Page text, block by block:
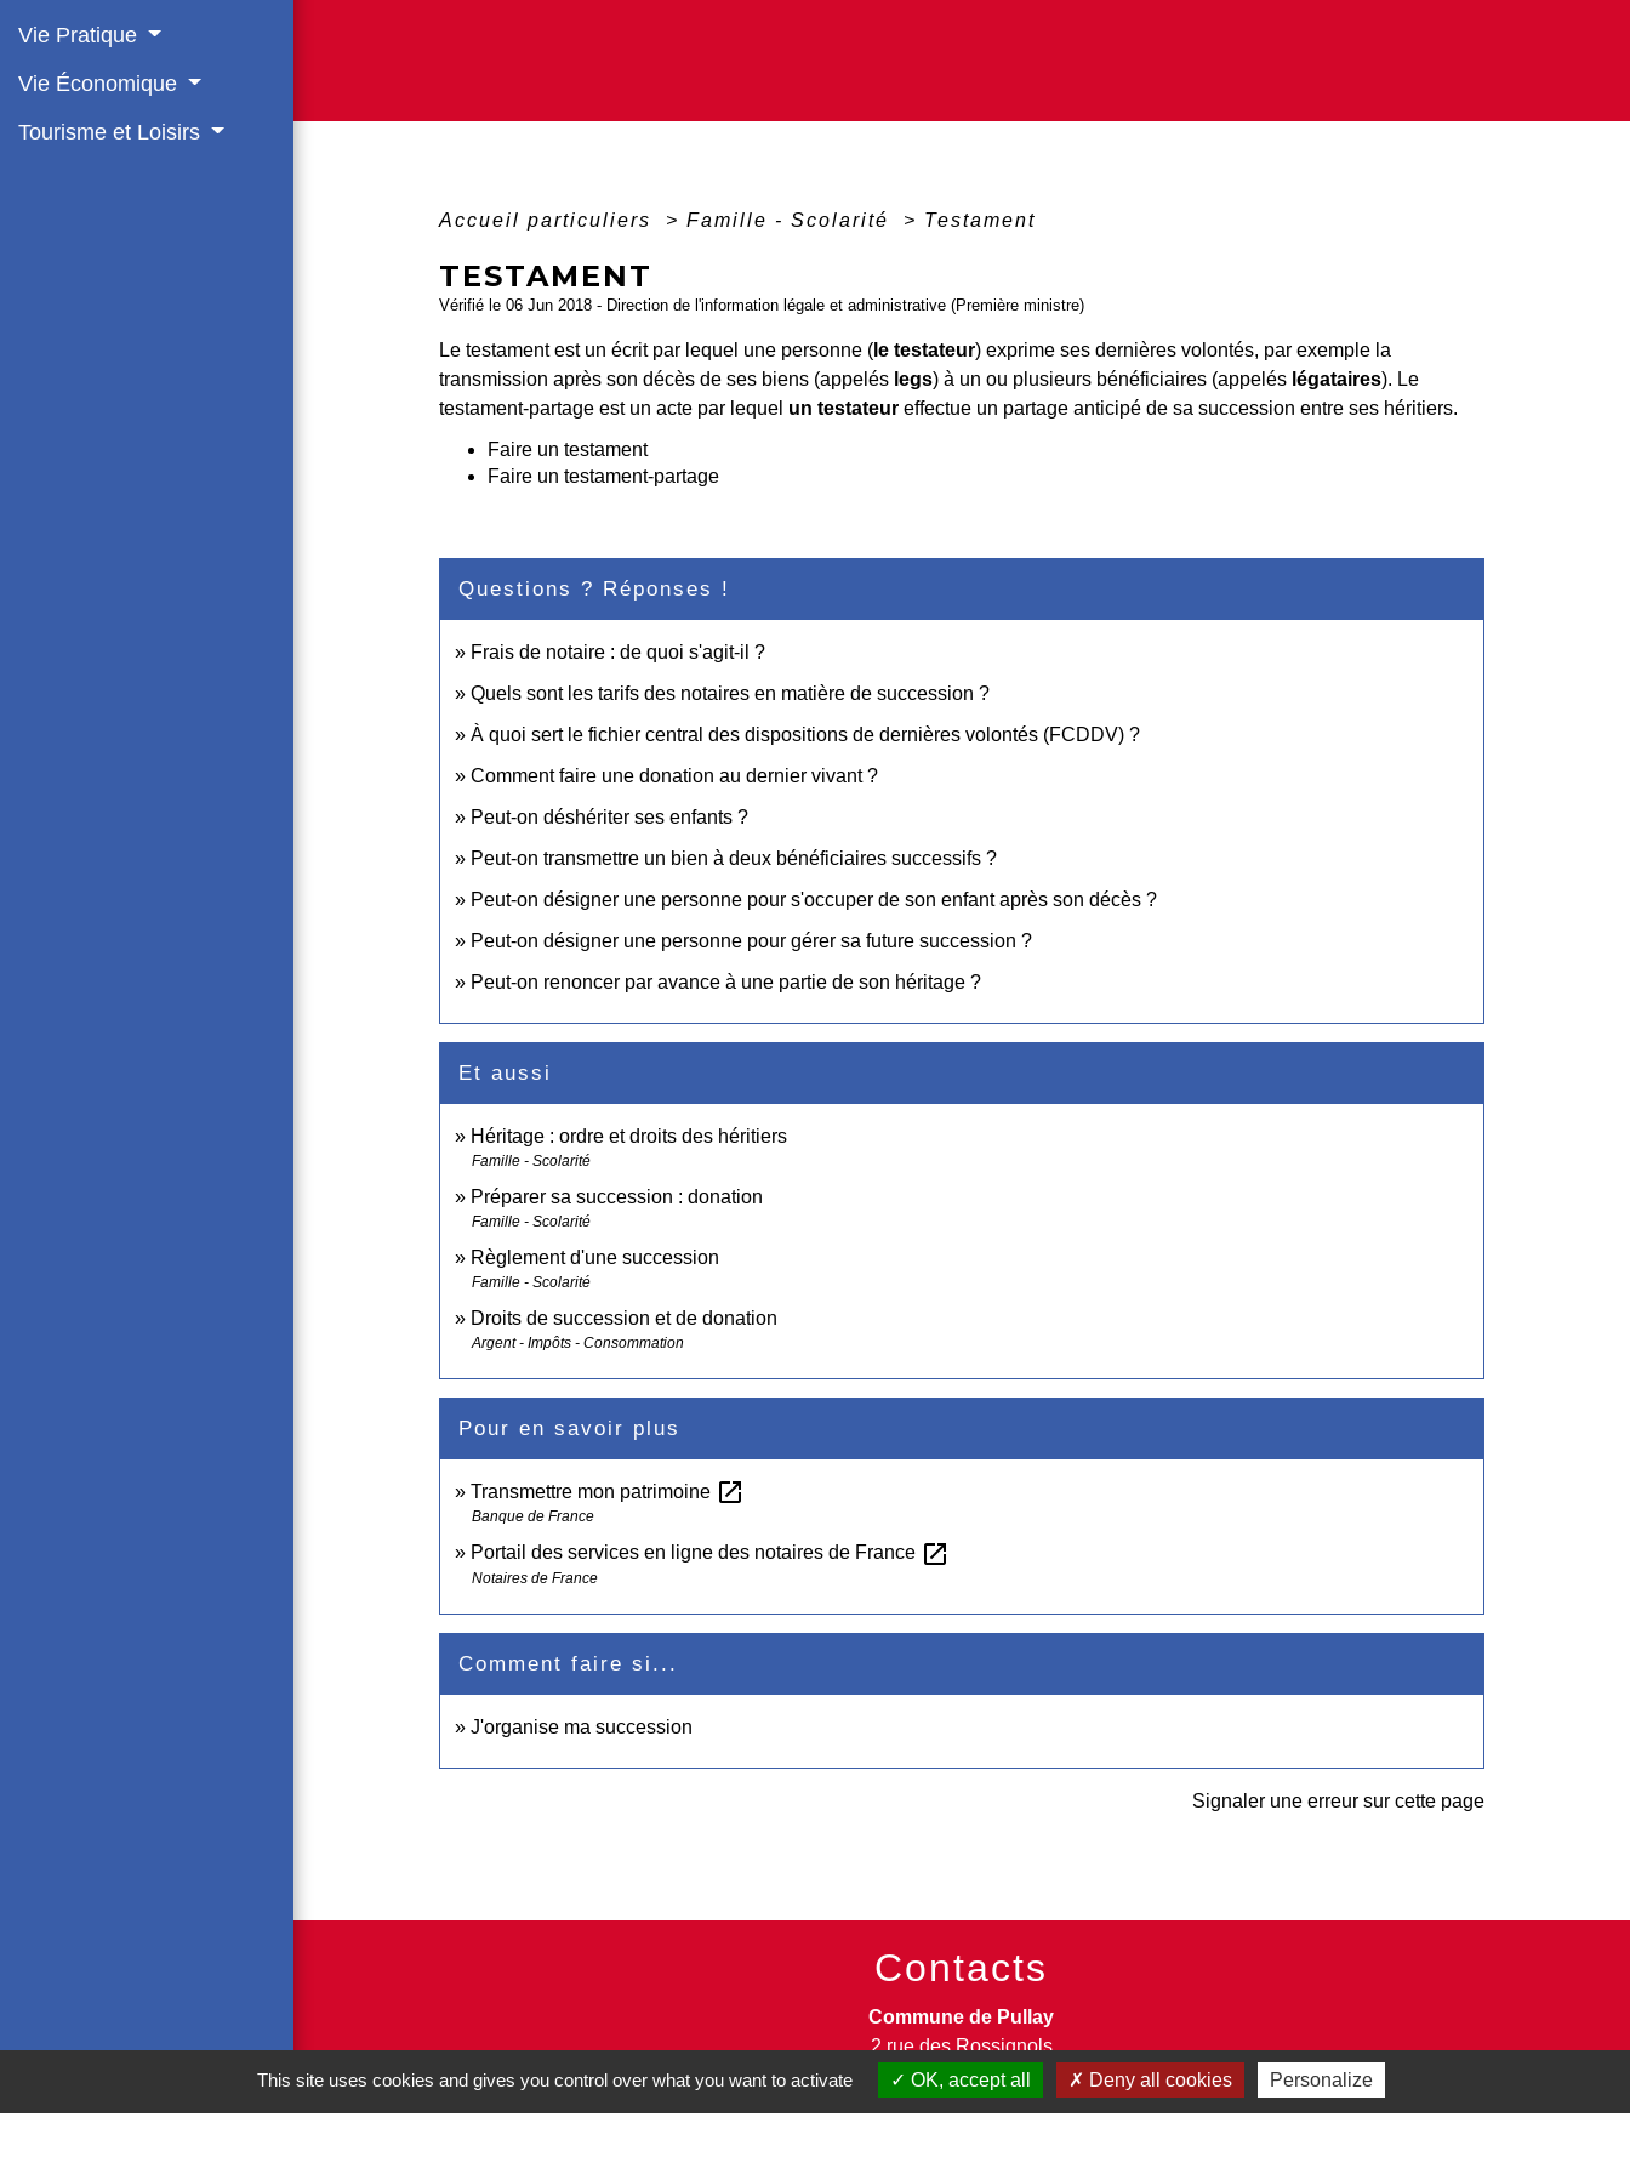
Vie Pratique
Vie Économique
Tourisme et Loisirs
Accueil particuliers > Famille - Scolarité > Testament
TESTAMENT
Vérifié le 06 Jun 2018 - Direction de l'information légale et administrative (Première ministre)
Le testament est un écrit par lequel une personne (le testateur) exprime ses dernières volontés, par exemple la
transmission après son décès de ses biens (appelés legs) à un ou plusieurs bénéficiaires (appeléslégataires). Le
testament-partage est un acte par lequel un testateur effectue un partage anticipé de sa succession entre ses héritiers.
Faire un testament
Faire un testament-partage
Questions ? Réponses !
Frais de notaire : de quoi s'agit-il ?
Quels sont les tarifs des notaires en matière de succession ?
À quoi sert le fichier central des dispositions de dernières volontés (FCDDV) ?
Comment faire une donation au dernier vivant ?
Peut-on déshériter ses enfants ?
Peut-on transmettre un bien à deux bénéficiaires successifs ?
Peut-on désigner une personne pour s'occuper de son enfant après son décès ?
Peut-on désigner une personne pour gérer sa future succession ?
Peut-on renoncer par avance à une partie de son héritage ?
Et aussi
Héritage : ordre et droits des héritiers
Famille - Scolarité
Préparer sa succession : donation
Famille - Scolarité
Règlement d'une succession
Famille - Scolarité
Droits de succession et de donation
Argent - Impôts - Consommation
Pour en savoir plus
Transmettre mon patrimoine open_in_new
Banque de France
Portail des services en ligne des notaires de France open_in_new
Notaires de France
Comment faire si...
J'organise ma succession
Signaler une erreur sur cette page
Contacts
Commune de Pullay
2 rue des Rossignols
27130 Pullay - FRANCE
+33 2 32 32 18 58
This site uses cookies and gives you control over what you want to activate OK, accept all Deny all cookies Personalize